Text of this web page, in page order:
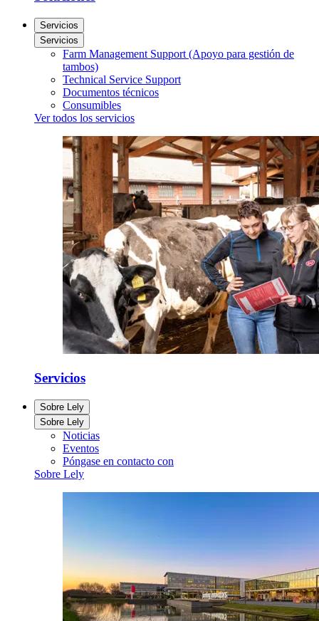
Servicios
Servicios
Farm Management Support (Apoyo para gestión de
tambos)
Technical Service Support
Documentos técnicos
Consumibles
Ver todos los servicios
Servicios
Sobre Lely
Sobre Lely
Noticias
Eventos
Póngase en contacto con
Sobre Lely